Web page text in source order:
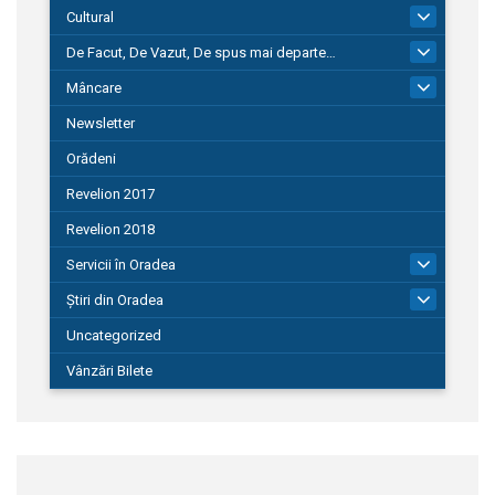
Cultural
De Facut, De Vazut, De spus mai departe…
580
Mâncare
Newsletter
Orădeni
Revelion 2017
Revelion 2018
Servicii în Oradea
Știri din Oradea
Uncategorized
Vânzări Bilete